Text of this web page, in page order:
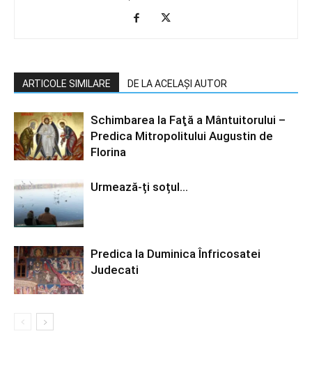
ARTICOLE SIMILARE DE LA ACELAȘI AUTOR
Schimbarea la Faţă a Mântuitorului –
Predica Mitropolitului Augustin de
Florina
Urmează-ți soțul…
Predica la Duminica Înfricosatei
Judecati